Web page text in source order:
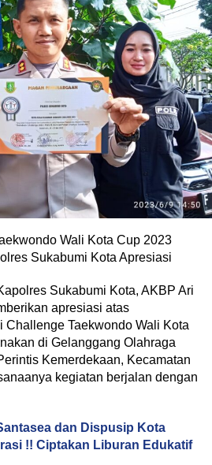
Wali Kota Cup 2023
Sukabumi Kota Apresiasi
Sukabumi Kota, AKBP Ari
apresiasi atas
Challenge Taekwondo Wali Kota
di Gelanggang Olahraga
Kemerdekaan, Kecamatan
kegiatan berjalan dengan
dan Dispusip Kota
!! Ciptakan Liburan Edukatif